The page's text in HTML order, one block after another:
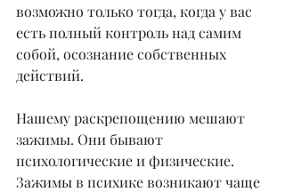
возможно только тогда, когда у вас
есть полный контроль над самим
собой, осознание собственных
действий.
Нашему раскрепощению мешают
зажимы. Они бывают
психологические и физические.
Зажимы в психике возникают чаще